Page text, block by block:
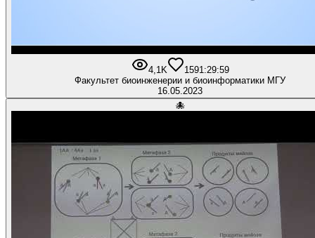
4,1K 1591:29:59
Факультет биоинженерии и биоинформатики МГУ
16.05.2023
🐙